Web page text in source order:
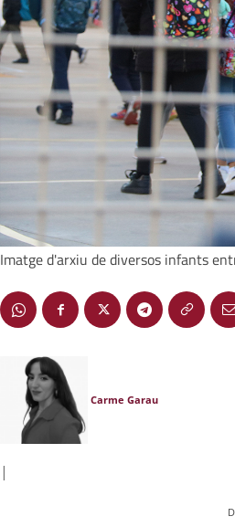
Imatge d'arxiu de diversos infants
Carme Garau
|